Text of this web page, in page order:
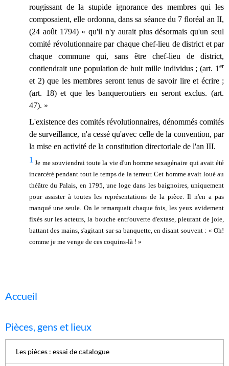
rougissant de la stupide ignorance des membres qui les
composaient, elle ordonna, dans sa séance du 7 floréal an II,
(24 août 1794) « qu'il n'y aurait plus désormais qu'un seul
comité révolutionnaire par chaque chef-lieu de district et par
chaque commune qui, sans être chef-lieu de district,
contiendrait une population de huit mille individus ; (art. 1 er
et 2) que les membres seront tenus de savoir lire et écrire ;
(art. 18) et que les banqueroutiers en seront exclus. (art.
47). »
L'existence des comités révolutionnaires, dénommés comités
de surveillance, n'a cessé qu'avec celle de la convention, par
la mise en activité de la constitution directoriale de l'an III.
1 Je me souviendrai toute la vie d'un homme sexagénaire qui avait été
incarcéré pendant tout le temps de la terreur. Cet homme avait loué au
théâtre du Palais, en 1795, une loge dans les baignoires, uniquement
pour assister à toutes les représentations de la pièce. Il n'en a pas
manqué une seule. On le remarquait chaque fois, les yeux avidement
fixés sur les acteurs, la bouche entr'ouverte d'extase, pleurant de joie,
battant des mains, s'agitant sur sa banquette, en disant souvent : « Oh!
comme je me venge de ces coquins-là ! »
Accueil
Pièces, gens et lieux
Les pièces : essai de catalogue